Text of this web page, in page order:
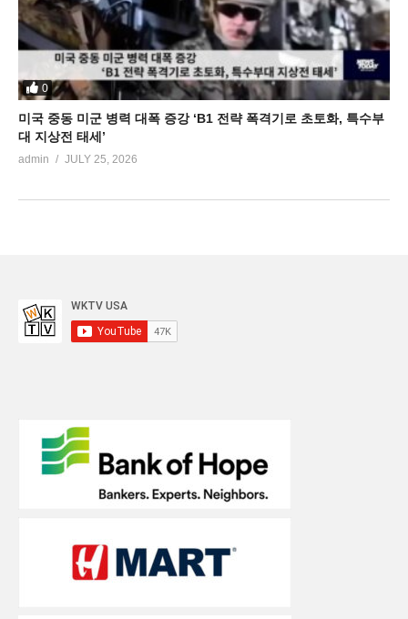
0
미국 중동 미군 병력 대폭 증강 ‘B1 전략 폭격기로 초토화, 특수부
대 지상전 태세’
admin JULY 25, 2026